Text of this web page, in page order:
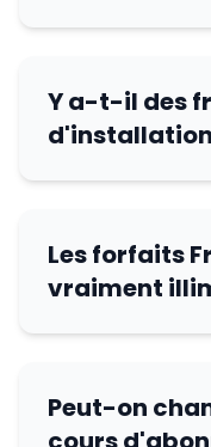
Y a-t-il des
Les forfaits
vraiment
Peut-on